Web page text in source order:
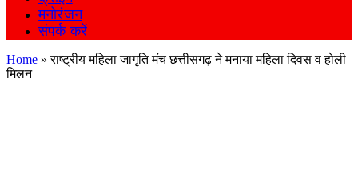
मनोरंजन
संपर्क करें
Home »राष्ट्रीय महिला जागृति मंच छत्तीसगढ़ ने मनाया महिला दिवस व होली
मिलन